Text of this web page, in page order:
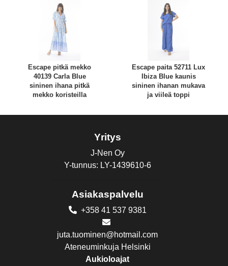
Escape pitkä mekko
40139 Carla Blue
sininen ihana pitkä
mekko koristeilla
Escape paita 52711 Lux
Ibiza Blue kaunis
sininen ihanan mukava
ja viileä toppi
Yritys
J-Nen Oy
Y-tunnus: LY-1439610-6
Asiakaspalvelu
+358 41 537 9381
juta.tuominen@hotmail.com
Ateneuminkuja Helsinki
Aukioloajat